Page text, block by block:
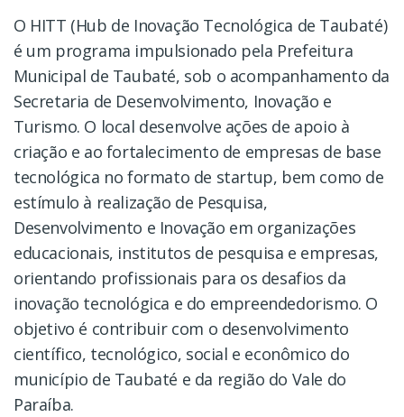
O HITT (Hub de Inovação Tecnológica de Taubaté)
é um programa impulsionado pela Prefeitura
Municipal de Taubaté, sob o acompanhamento da
Secretaria de Desenvolvimento, Inovação e
Turismo. O local desenvolve ações de apoio à
criação e ao fortalecimento de empresas de base
tecnológica no formato de startup, bem como de
estímulo à realização de Pesquisa,
Desenvolvimento e Inovação em organizações
educacionais, institutos de pesquisa e empresas,
orientando profissionais para os desafios da
inovação tecnológica e do empreendedorismo. O
objetivo é contribuir com o desenvolvimento
científico, tecnológico, social e econômico do
município de Taubaté e da região do Vale do
Paraíba.